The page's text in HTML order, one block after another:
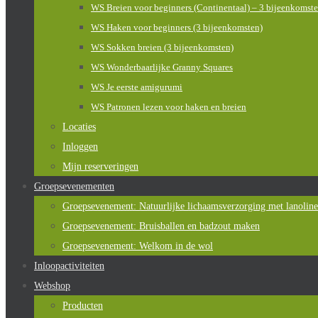
WS Breien voor beginners (Continentaal) – 3
WS Haken voor beginners (3 bijeenkomsten)
WS Sokken breien (3 bijeenkomsten)
WS Wonderbaarlijke Granny Squares
WS Je eerste amigurumi
WS Patronen lezen voor haken en breien
Locaties
Inloggen
Mijn reserveringen
Groepsevenementen
Groepsevenement: Natuurlijke lichaamsverzorging met lanoline
Groepsevenement: Bruisballen en badzout maken
Groepsevenement: Welkom in de wol
Inloopactiviteiten
Webshop
Producten